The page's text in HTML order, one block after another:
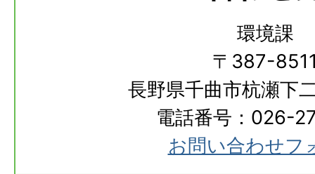
環境課
〒387-
長野県千曲市杭瀬下
電話番号：026-
お問い合わせフ